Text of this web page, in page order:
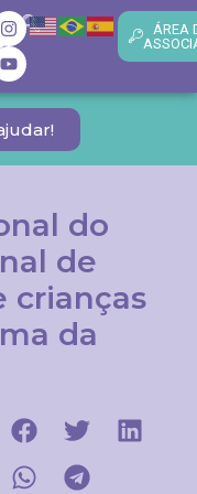
ÁREA
do
de
crianças
da